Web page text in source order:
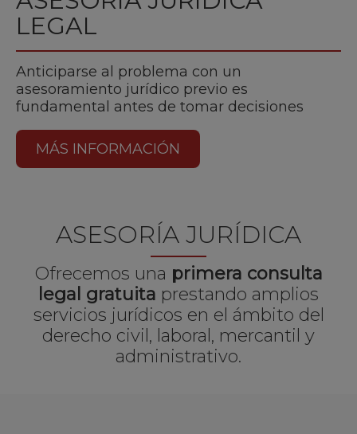
LEGAL
Anticiparse al problema con un
asesoramiento jurídico previo es
fundamental antes de tomar decisiones
MÁS INFORMACIÓN
ASESORÍA JURÍDICA
Ofrecemos una primera consulta
legal gratuita prestando amplios
servicios jurídicos en el ámbito del
derecho civil, laboral, mercantil y
administrativo.